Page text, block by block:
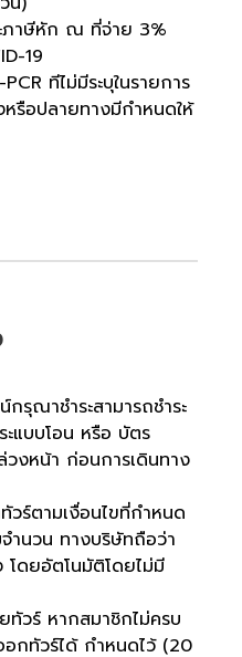
ภาษีหัก ณ ที่จ่าย 3%
19
ทีไม่มีระบุในรายการ
หรือปลายทางมีกำหนดให้
รุณาชำระสามารถชำระ
ะแบบโอน หรือ บัตร
งหน้า ก่อนการเดินทาง
วร์ตามเงื่อนไขที่กำหนด
จำนวน ทางบริษัทถือว่า
โดยอัตโนมัติโดยไม่มี
ทัวร์ หากสมาชิกไม่ครบ
อกทัวร์ได้ กำหนดไว้ (20